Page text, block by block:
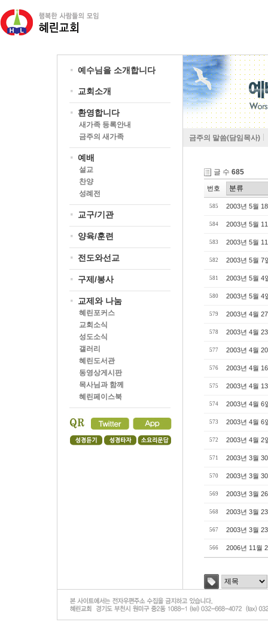
예수님을 소개합니다
교회소개
환영합니다
새가족 등록안내
금주의 새가족
예배
설교
찬양
성례전
교구/기관
양육/훈련
전도와선교
구제/봉사
교제와 나눔
혜린포커스
교회소식
성도소식
갤러리
혜린도서관
동영상게시판
목사님과 함께
혜린페이스북
금주의 말씀(담임목사)
글 수 685
번호
585 2003년 5월
584 2003년 5월
583 2003년 5월
582 2003년 5월 7
581 2003년 5월 4
580 2003년 5월 4
579 2003년 4월
578 2003년 4월
577 2003년 4월
576 2003년 4월
575 2003년 4월
574 2003년 4월 6
573 2003년 4월 6
572 2003년 4월 2
571 2003년 3월
570 2003년 3월
569 2003년 3월
568 2003년 3월
567 2003년 3월
566 2006년 11월